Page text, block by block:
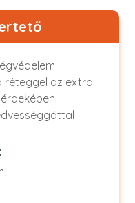
réteggel az extra
: